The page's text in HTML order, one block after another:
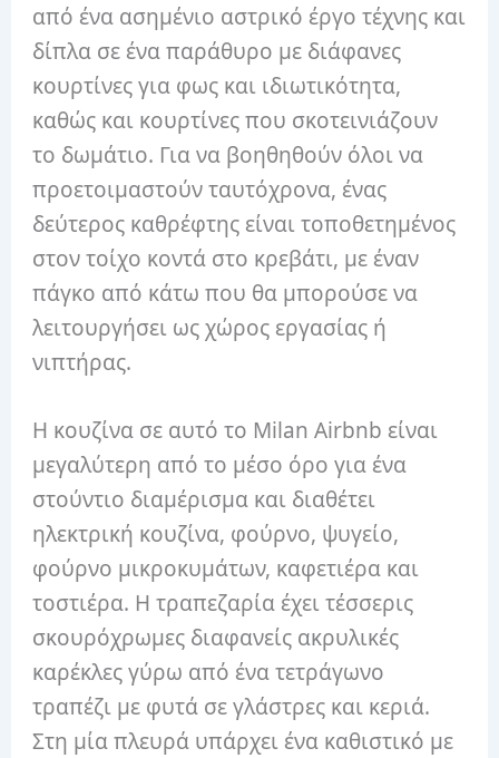
από ένα ασημένιο αστρικό έργο τέχνης και
δίπλα σε ένα παράθυρο με διάφανες
κουρτίνες για φως και ιδιωτικότητα,
καθώς και κουρτίνες που σκοτεινιάζουν
το δωμάτιο. Για να βοηθηθούν όλοι να
προετοιμαστούν ταυτόχρονα, ένας
δεύτερος καθρέφτης είναι τοποθετημένος
στον τοίχο κοντά στο κρεβάτι, με έναν
πάγκο από κάτω που θα μπορούσε να
λειτουργήσει ως χώρος εργασίας ή
νιπτήρας.
Η κουζίνα σε αυτό το Milan Airbnb είναι
μεγαλύτερη από το μέσο όρο για ένα
στούντιο διαμέρισμα και διαθέτει
ηλεκτρική κουζίνα, φούρνο, ψυγείο,
φούρνο μικροκυμάτων, καφετιέρα και
τοστιέρα. Η τραπεζαρία έχει τέσσερις
σκουρόχρωμες διαφανείς ακρυλικές
καρέκλες γύρω από ένα τετράγωνο
τραπέζι με φυτά σε γλάστρες και κεριά.
Στη μία πλευρά υπάρχει ένα καθιστικό με